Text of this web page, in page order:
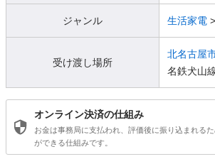
ジャンル 生活家電 >
受け渡し場所
北名古屋
名鉄犬山
オンライン決済の仕組み
お金は事務局に支払われ、評価後に振り込まれる
ができる仕組みです。